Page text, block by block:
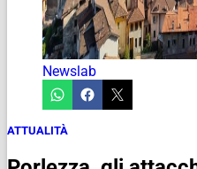
Newslab
ATTUALITÀ